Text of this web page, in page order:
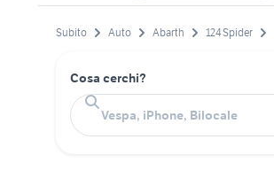
Subito Auto Abarth 124 Spider
Cosa cerchi?